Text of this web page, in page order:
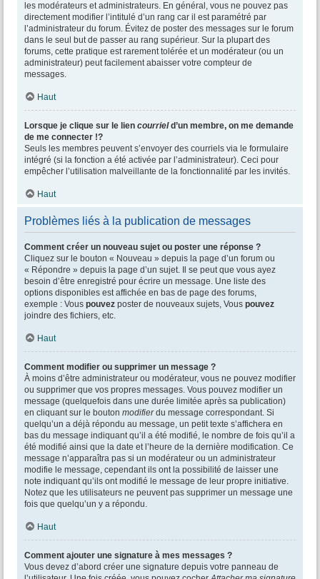
les modérateurs et administrateurs. En général, vous ne pouvez pas
directement modifier l’intitulé d’un rang car il est paramétré par
l’administrateur du forum. Évitez de poster des messages sur le forum
dans le seul but de passer au rang supérieur. Sur la plupart des
forums, cette pratique est rarement tolérée et un modérateur (ou un
administrateur) peut facilement abaisser votre compteur de
messages.
Haut
Lorsque je clique sur le lien courrield’un membre, on me demande
de me connecter !?
Seuls les membres peuvent s’envoyer des courriels via le formulaire
intégré (si la fonction a été activée par l’administrateur). Ceci pour
empêcher l’utilisation malveillante de la fonctionnalité par les invités.
Haut
Problèmes liés à la publication de messages
Comment créer un nouveau sujet ou poster une réponse ?
Cliquez sur le bouton « Nouveau » depuis la page d’un forum ou
« Répondre » depuis la page d’un sujet. Il se peut que vous ayez
besoin d’être enregistré pour écrire un message. Une liste des
options disponibles est affichée en bas de page des forums,
exemple : Vous pouvez poster de nouveaux sujets, Vous pouvez
joindre des fichiers, etc.
Haut
Comment modifier ou supprimer un message ?
À moins d’être administrateur ou modérateur, vous ne pouvez modifier
ou supprimer que vos propres messages. Vous pouvez modifier un
message (quelquefois dans une durée limitée après sa publication)
en cliquant sur le bouton modifierdu message correspondant. Si
quelqu’un a déjà répondu au message, un petit texte s’affichera en
bas du message indiquant qu’il a été modifié, le nombre de fois qu’il a
été modifié ainsi que la date et l’heure de la dernière modification. Ce
message n’apparaîtra pas si un modérateur ou un administrateur
modifie le message, cependant ils ont la possibilité de laisser une
note indiquant qu’ils ont modifié le message de leur propre initiative.
Notez que les utilisateurs ne peuvent pas supprimer un message une
fois que quelqu’un y a répondu.
Haut
Comment ajouter une signature à mes messages ?
Vous devez d’abord créer une signature depuis votre panneau de